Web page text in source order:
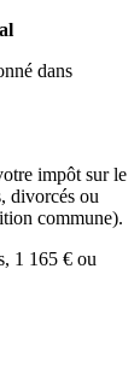
dans
impôt sur le
divorcés ou
commune).
1 165 € ou